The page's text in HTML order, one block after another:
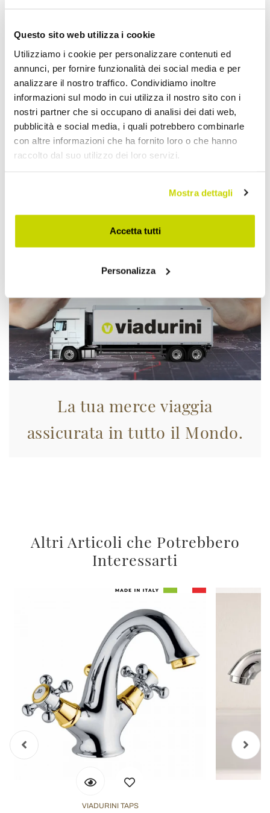
Questo sito web utilizza i cookie
Utilizziamo i cookie per personalizzare contenuti ed
annunci, per fornire funzionalità dei social media e per
analizzare il nostro traffico. Condividiamo inoltre
informazioni sul modo in cui utilizza il nostro sito con i
nostri partner che si occupano di analisi dei dati web,
pubblicità e social media, i quali potrebbero combinarle
con altre informazioni che ha fornito loro o che hanno
raccolto dal suo utilizzo dei loro servizi.
Mostra dettagli
Accetta tutti
Personalizza
Approfittane subito!
La tua merce viaggia
assicurata in tutto il Mondo.
Altri Articoli che Potrebbero
Interessarti
VIADURINI TAPS